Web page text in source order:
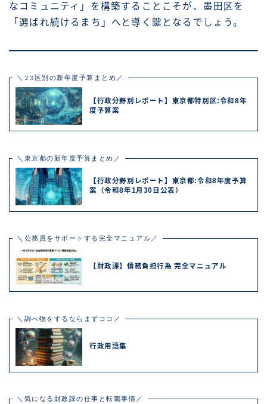
なコミュニティ」を構築することこそが、墨田区を
「選ばれ続けるまち」へと導く鍵となるでしょう。
＼23区別の新年度予算まとめ／
【行政分野別レポート】東京都特別区:令和8年
度予算案
＼東京都の新年度予算まとめ／
【行政分野別レポート】東京都:令和8年度予算
案（令和8年1月30日公表）
＼公務員をサポートする完全マニュアル／
【財政課】債務負担行為 完全マニュアル
＼調べ物をするならまずココ／
行政用語集
＼気になる財政課の仕事と転職事情／